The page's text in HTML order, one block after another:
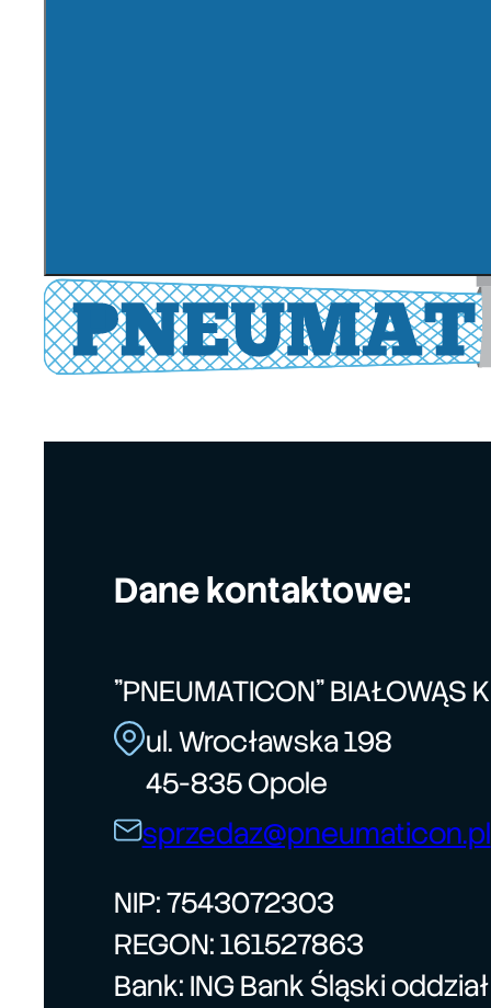
Dane kontaktowe:
"PNEUMATICON" BIAŁOWĄS
ul. Wrocławska 198
45-835 Opole
sprzedaz@pneumaticon.pl
NIP: 7543072303
REGON: 161527863
Bank: ING Bank Śląski